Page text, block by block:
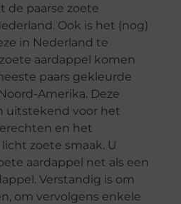
de paarse zoete
Ook is het (nog)
in Nederland te
aardappel komen
paars gekleurde
Amerika. Deze
uitstekend voor het
en het
zoete smaak. U
aardappel net als een
Verstandig is om
om vervolgens enkele